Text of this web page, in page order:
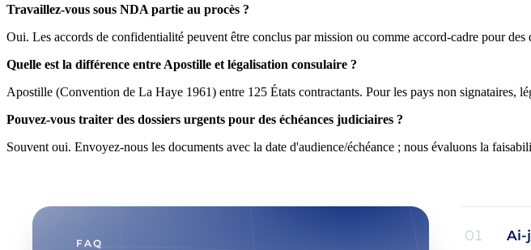
Travaillez-vous sous NDA partie au procès ?
Oui. Les accords de confidentialité peuvent être conclus par mission ou comme accord-cadre pour des
Quelle est la différence entre Apostille et légalisation consulaire ?
Apostille (Convention de La Haye 1961) entre 125 États contractants. Pour les pays non signataires,
Pouvez-vous traiter des dossiers urgents pour des échéances judiciaires ?
Souvent oui. Envoyez-nous les documents avec la date d'audience/échéance ; nous évaluons la
FAQ 01 Ai-